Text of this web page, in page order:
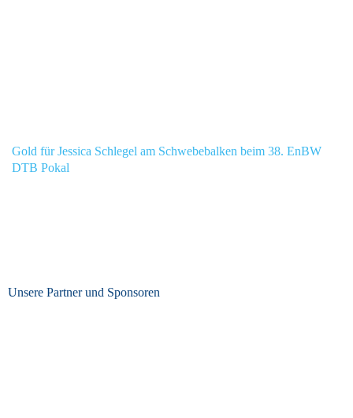
Gold für Jessica Schlegel am Schwebebalken beim 38. EnBW
DTB Pokal
Unsere Partner und Sponsoren